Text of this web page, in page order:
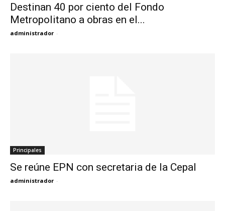
Destinan 40 por ciento del Fondo
Metropolitano a obras en el...
administrador -
Principales
Se reúne EPN con secretaria de la Cepal
administrador -